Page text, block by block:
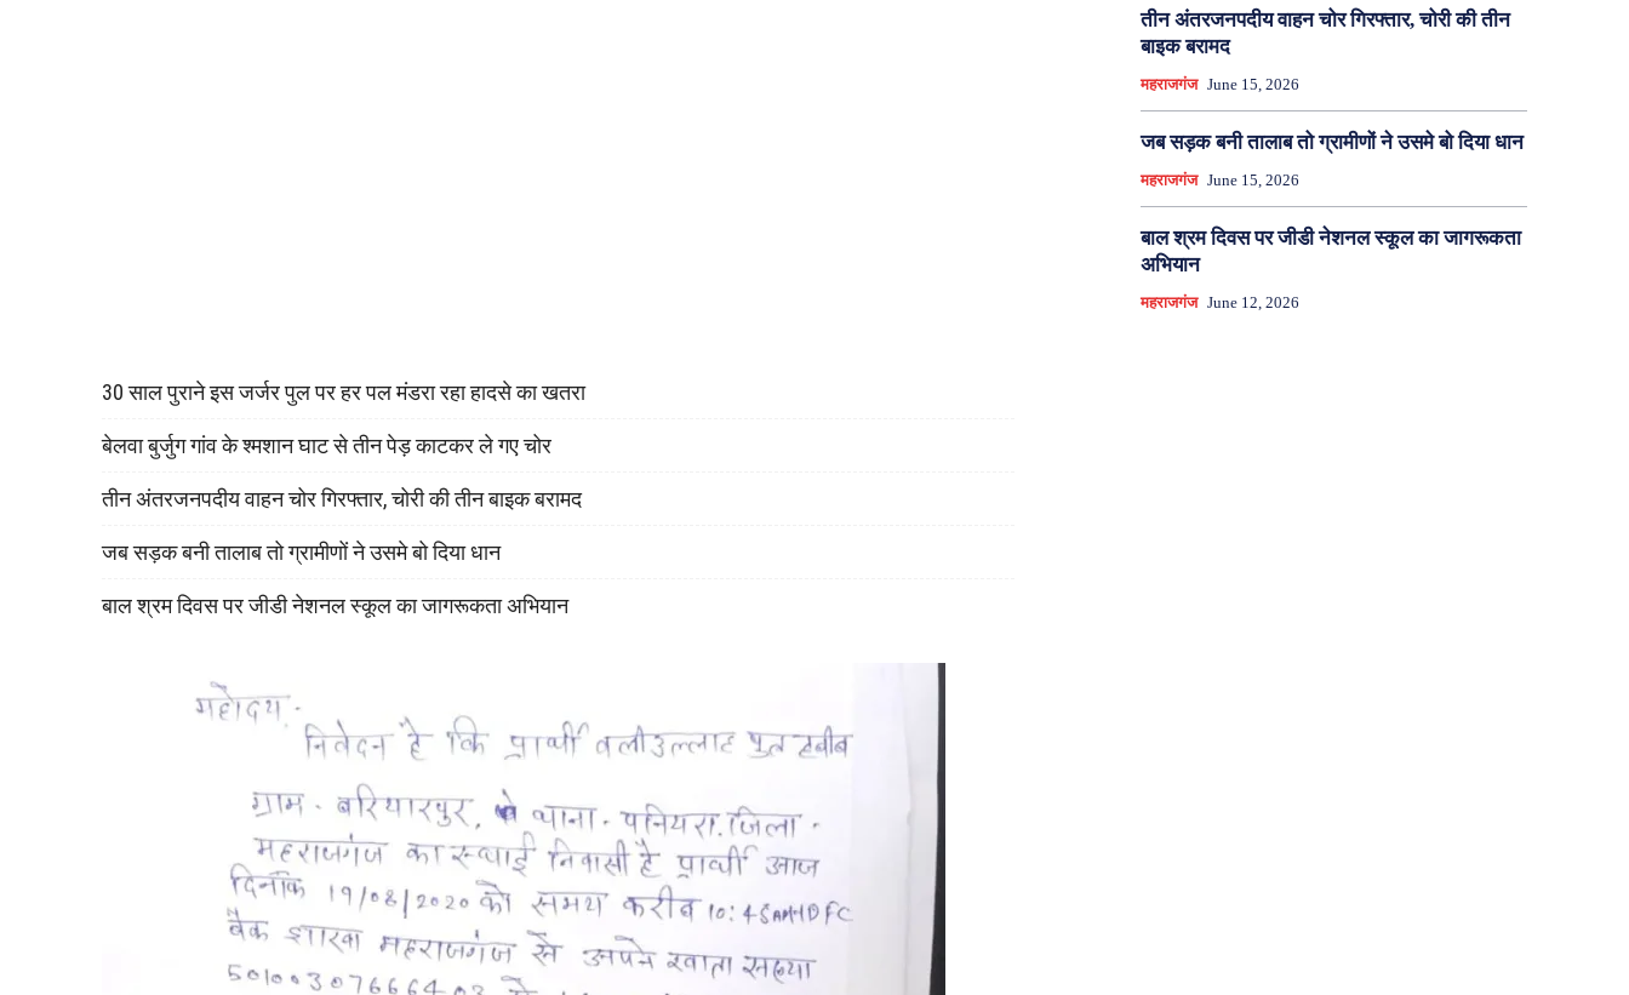
30 साल पुराने इस जर्जर पुल पर हर पल मंडरा रहा हादसे का खतरा
बेलवा बुर्जुग गांव के श्मशान घाट से तीन पेड़ काटकर ले गए चोर
तीन अंतरजनपदीय वाहन चोर गिरफ्तार, चोरी की तीन बाइक बरामद
जब सड़क बनी तालाब तो ग्रामीणों ने उसमे बो दिया धान
बाल श्रम दिवस पर जीडी नेशनल स्कूल का जागरूकता अभियान
तीन अंतरजनपदीय वाहन चोर गिरफ्तार, चोरी की तीन
बाइक बरामद
महराजगंज June 15, 2026
जब सड़क बनी तालाब तो ग्रामीणों ने उसमे बो दिया धान
महराजगंज June 15, 2026
बाल श्रम दिवस पर जीडी नेशनल स्कूल का जागरूकता
अभियान
महराजगंज June 12, 2026